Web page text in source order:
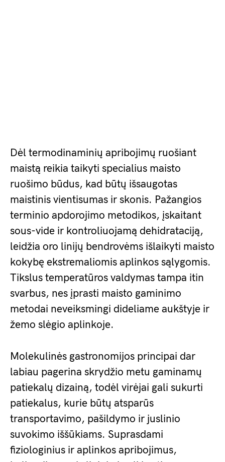
Dėl termodinaminių apribojimų ruošiant
maistą reikia taikyti specialius maisto
ruošimo būdus, kad būtų išsaugotas
maistinis vientisumas ir skonis. Pažangios
terminio apdorojimo metodikos, įskaitant
sous-vide ir kontroliuojamą dehidrataciją,
leidžia oro linijų bendrovėms išlaikyti maisto
kokybę ekstremaliomis aplinkos sąlygomis.
Tikslus temperatūros valdymas tampa itin
svarbus, nes įprasti maisto gaminimo
metodai neveiksmingi dideliame aukštyje ir
žemo slėgio aplinkoje.
Molekulinės gastronomijos principai dar
labiau pagerina skrydžio metu gaminamų
patiekalų dizainą, todėl virėjai gali sukurti
patiekalus, kurie būtų atsparūs
transportavimo, pašildymo ir juslinio
suvokimo iššūkiams. Suprasdami
fiziologinius ir aplinkos apribojimus,